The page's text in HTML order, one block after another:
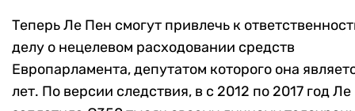
Теперь Ле Пен смогут привлечь к
делу о нецелевом расходовании средств
Европарламента, депутатом которого она
лет. По версии следствия, в с 2012 по 2017 год